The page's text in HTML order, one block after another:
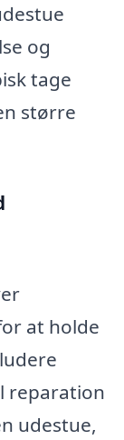
og
tage
større
at holde
reparation
udestue,